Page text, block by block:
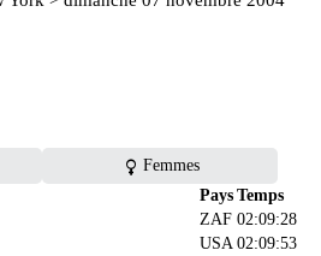
female Femmes
Pays Temps
ZAF 02:09:28
USA 02:09:53